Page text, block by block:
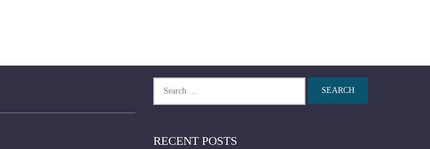
for:
RECENT POSTS